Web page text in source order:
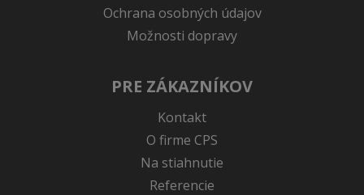
Ochrana osobných údajov
Možnosti dopravy
PRE ZÁKAZNÍKOV
Kontakt
O firme CPS
Na stiahnutie
Referencie